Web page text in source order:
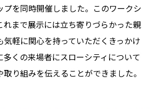
プを同時開催しました。このワークシ
れまで展示には立ち寄りづらかった親
気軽に関心を持っていただくきっかけ
多くの来場者にスローシティについて
り組みを伝えることができました。